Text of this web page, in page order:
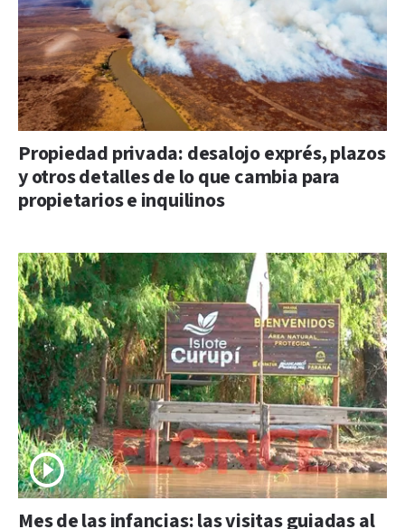
Propiedad privada: desalojo exprés, plazos
y otros detalles de lo que cambia para
propietarios e inquilinos
Mes de las infancias: las visitas guiadas al